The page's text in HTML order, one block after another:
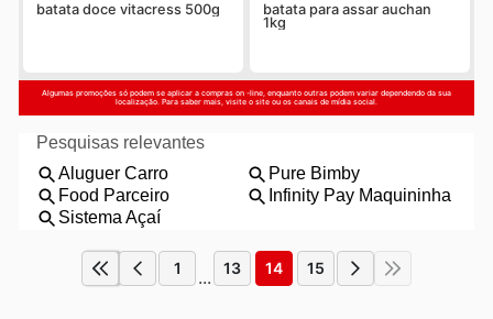
batata doce vitacress 500g
batata para assar auchan
1kg
Algumas promoções só podem se aplicar a compras on -line, enquanto outras podem variar dependendo da sua
localização. Para saber mais, visite o site ou os canais de mídia social.
1 ... 13 14 15